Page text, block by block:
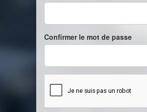
Confirmer le mot de passe